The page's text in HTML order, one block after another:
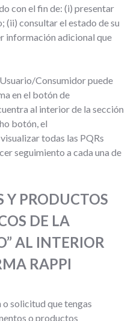
con el fin de: (i) presentar
(ii) consultar el estado de su
información adicional que
Consumidor puede
en el botón de
al interior de la sección
botón, el
todas las PQRs
seguimiento a cada una de
PRODUCTOS
DE LA
AL INTERIOR
RAPPI
solicitud que tengas
o productos